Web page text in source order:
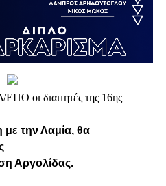
οι διαιτητές της 16ης
την Λαμία, θα
Αργολίδας.